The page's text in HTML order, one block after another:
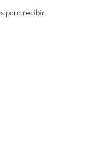
para recibir